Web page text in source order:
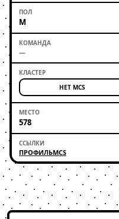
М
—
НЕТ MCS
578
ПРОФИЛЬMCS